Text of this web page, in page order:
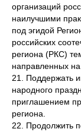
организаций
наилучшими
под эгидой
российских
региона (РКС)
направленных
21. Поддержать
народного
приглашением
региона.
22. Продолжить